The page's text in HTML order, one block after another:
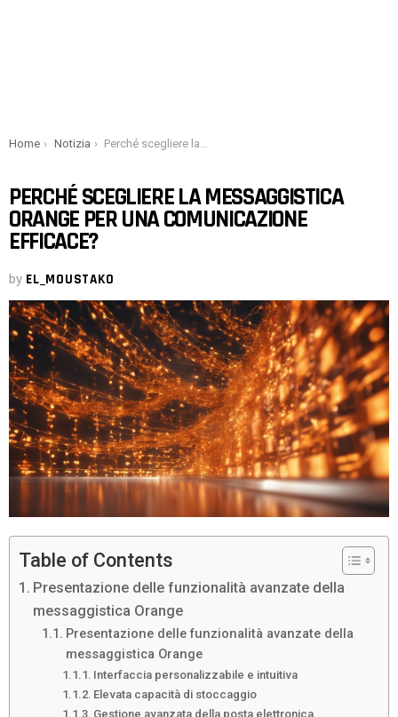
You are here:
Home Notizia Perché scegliere la messaggistica Orange per una comunicazione efficace?
PERCHÉ SCEGLIERE LA MESSAGGISTICA
ORANGE PER UNA COMUNICAZIONE
EFFICACE?
by EL_MOUSTAKO
Table of Contents
Presentazione delle funzionalità avanzate della
messaggistica Orange
Presentazione delle funzionalità avanzate della
messaggistica Orange
Interfaccia personalizzabile e intuitiva
Elevata capacità di stoccaggio
Gestione avanzata della posta elettronica